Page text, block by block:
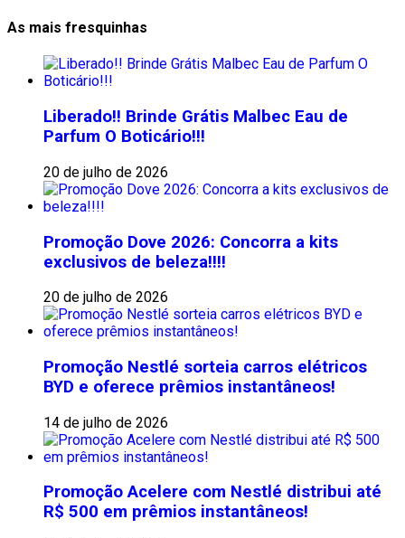
As mais fresquinhas
Liberado!! Brinde Grátis Malbec Eau de
Parfum O Boticário!!!
20 de julho de 2026
Promoção Dove 2026: Concorra a kits
exclusivos de beleza!!!!
20 de julho de 2026
Promoção Nestlé sorteia carros elétricos
BYD e oferece prêmios instantâneos!
14 de julho de 2026
Promoção Acelere com Nestlé distribui até
R$ 500 em prêmios instantâneos!